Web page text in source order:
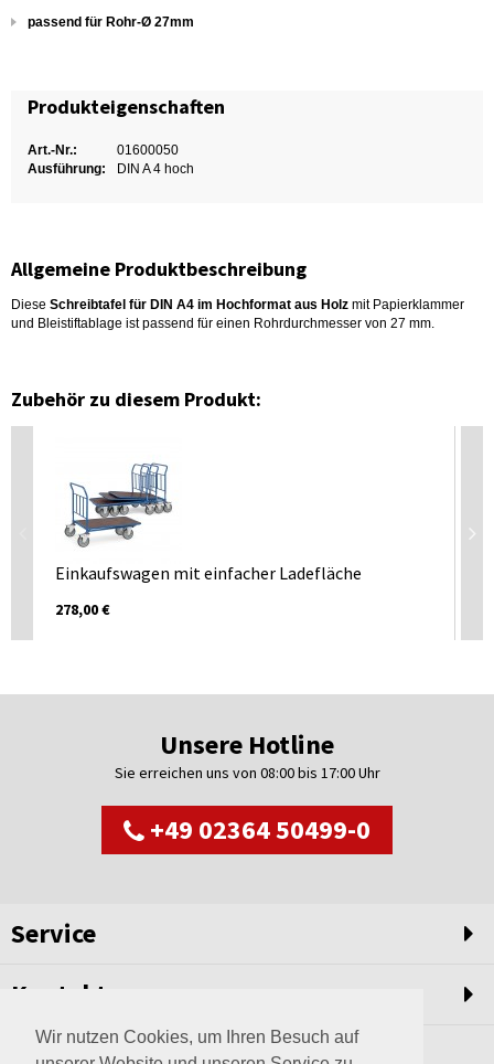
Wir nutzen Cookies, um Ihren Besuch auf
passend für Rohr-Ø 27mm
Produkteigenschaften
Art.-Nr.:
01600050
Ausführung:
DIN A 4 hoch
Allgemeine Produktbeschreibung
Diese Schreibtafel für DIN A4 im Hochformat aus Holz mit Papierklammer
und Bleistiftablage ist passend für einen Rohrdurchmesser von 27 mm.
Zubehör zu diesem Produkt:
Einkaufswagen mit einfacher Ladefläche
278,00 €
Unsere Hotline
Sie erreichen uns von 08:00 bis 17:00 Uhr
+49 02364 50499-0
Service
Kontakt